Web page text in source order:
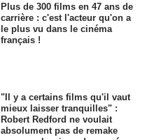
Plus de 300 films en 47 ans de
carrière : c'est l'acteur qu'on a
le plus vu dans le cinéma
français !
"Il y a certains films qu'il vaut
mieux laisser tranquilles" :
Robert Redford ne voulait
absolument pas de remake